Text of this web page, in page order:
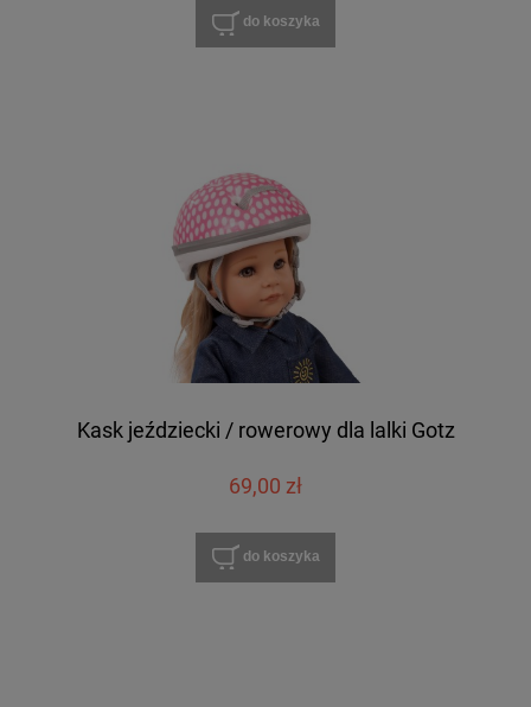
do koszyka
Kask jeździecki / rowerowy dla lalki Gotz
69,00 zł
do koszyka